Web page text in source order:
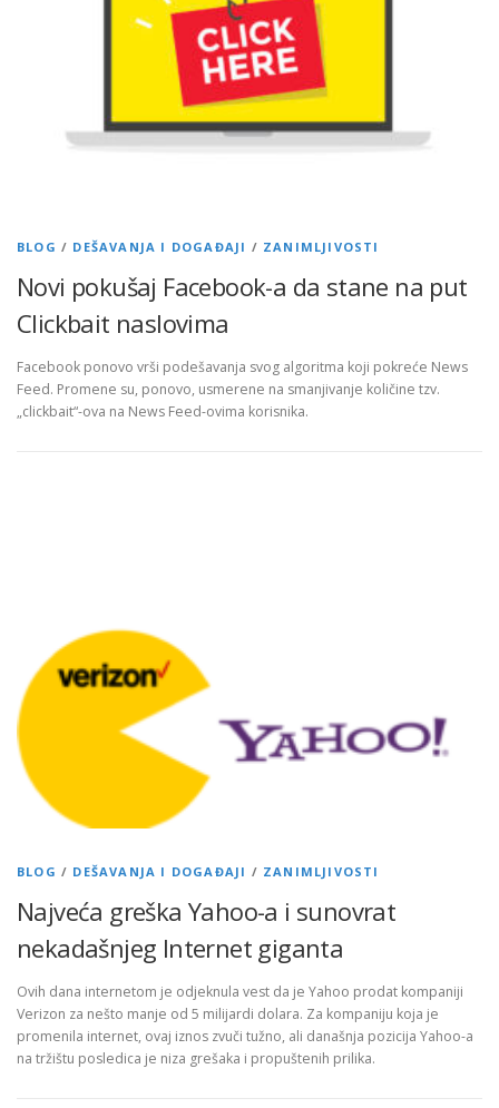
BLOG / DEŠAVANJA I DOGAĐAJI / ZANIMLJIVOSTI
Novi pokušaj Facebook-a da stane na put
Clickbait naslovima
Facebook ponovo vrši podešavanja svog algoritma koji pokreće News
Feed. Promene su, ponovo, usmerene na smanjivanje količine tzv.
„clickbait“-ova na News Feed-ovima korisnika.
BLOG / DEŠAVANJA I DOGAĐAJI / ZANIMLJIVOSTI
Najveća greška Yahoo-a i sunovrat
nekadašnjeg Internet giganta
Ovih dana internetom je odjeknula vest da je Yahoo prodat kompaniji
Verizon za nešto manje od 5 milijardi dolara. Za kompaniju koja je
promenila internet, ovaj iznos zvuči tužno, ali današnja pozicija Yahoo-a
na tržištu posledica je niza grešaka i propuštenih prilika.